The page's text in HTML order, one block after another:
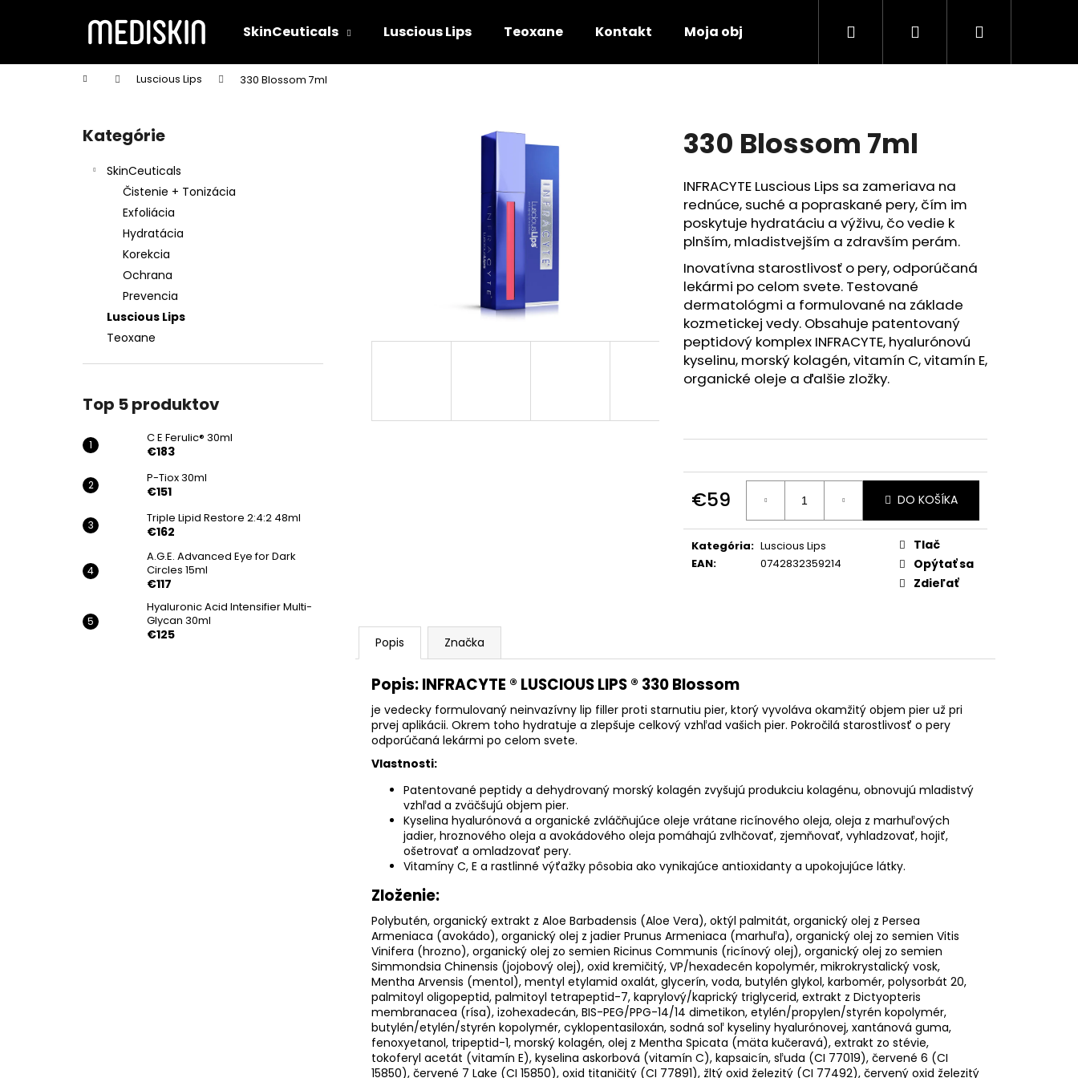
SkinCeuticals Luscious Lips Teoxane Kontakt Moja objednávka Hľadať PrihlásenieNákupný
Domov Luscious Lips 330 Blossom 7ml
Preskočiť
kategórie
Kategórie
SkinCeuticals
Čistenie + Tonizácia
Exfoliácia
Hydratácia
Korekcia
Ochrana
Prevencia
Luscious Lips
Teoxane
Top 5 produktov
C E Ferulic® 30ml
€183
P-Tiox 30ml
€151
Triple Lipid Restore 2:4:2 48ml
€162
A.G.E. Advanced Eye for Dark
Circles 15ml
€117
Hyaluronic Acid Intensifier Multi-
Glycan 30ml
€125
330 Blossom 7ml
INFRACYTE Luscious Lips sa zameriava na
rednúce, suché a popraskané pery, čím im
poskytuje hydratáciu a výživu, čo vedie k
plnším, mladistvejším a zdravším perám.
Inovatívna starostlivosť o pery, odporúčaná
lekármi po celom svete. Testované
dermatológmi a formulované na základe
kozmetickej vedy. Obsahuje patentovaný
peptidový komplex INFRACYTE, hyalurónovú
kyselinu, morský kolagén, vitamín C, vitamín E,
organické oleje a ďalšie zložky.
€59
Jednotková
cena:
DO KOŠÍKA
Kategória: Luscious Lips
EAN: 0742832359214
Tlač
Opýtať sa
Zdieľať
Popis Značka
Popis: INFRACYTE ® LUSCIOUS LIPS ® 330 Blossom
je vedecky formulovaný neinvazívny lip filler proti starnutiu pier, ktorý vyvoláva okamžitý objem pier už pri
prvej aplikácii. Okrem toho hydratuje a zlepšuje celkový vzhľad vašich pier. Pokročilá starostlivosť o pery
odporúčaná lekármi po celom svete.
Vlastnosti:
Patentované peptidy a dehydrovaný morský kolagén zvyšujú produkciu kolagénu, obnovujú mladistvý
vzhľad a zväčšujú objem pier.
Kyselina hyalurónová a organické zvláčňujúce oleje vrátane ricínového oleja, oleja z marhuľových
jadier, hroznového oleja a avokádového oleja pomáhajú zvlhčovať, zjemňovať, vyhladzovať, hojiť,
ošetrovať a omladzovať pery.
Vitamíny C, E a rastlinné výťažky pôsobia ako vynikajúce antioxidanty a upokojujúce látky.
Zloženie:
Polybutén, organický extrakt z Aloe Barbadensis (Aloe Vera), oktýl palmitát, organický olej z Persea
Armeniaca (avokádo), organický olej z jadier Prunus Armeniaca (marhuľa), organický olej zo semien Vitis
Vinifera (hrozno), organický olej zo semien Ricinus Communis (ricínový olej), organický olej zo semien
Simmondsia Chinensis (jojobový olej), oxid kremičitý, VP/hexadecén kopolymér, mikrokrystalický vosk,
Mentha Arvensis (mentol), mentyl etylamid oxalát, glycerín, voda, butylén glykol, karbomér, polysorbát 20,
palmitoyl oligopeptid, palmitoyl tetrapeptid-7, kaprylový/kaprický triglycerid, extrakt z Dictyopteris
membranacea (rísa), izohexadecán, BIS-PEG/PPG-14/14 dimetikon, etylén/propylen/styrén kopolymér,
butylén/etylén/styrén kopolymér, cyklopentasiloxán, sodná soľ kyseliny hyalurónovej, xantánová guma,
fenoxyetanol, tripeptid-1, morský kolagén, olej z Mentha Spicata (mäta kučeravá), extrakt zo stévie,
tokoferyl acetát (vitamín E), kyselina askorbová (vitamín C), kapsaicín, sľuda (CI 77019), červené 6 (CI
15850), červené 7 Lake (CI 15850), oxid titaničitý (CI 77891), žltý oxid železitý (CI 77492), červený oxid železitý
í
do
do
Odporúčame
C E FERULIC® 30ML
€183
P-TIOX 30ML
TRIPLE LIPID RESTORE 2:4:2 48ML